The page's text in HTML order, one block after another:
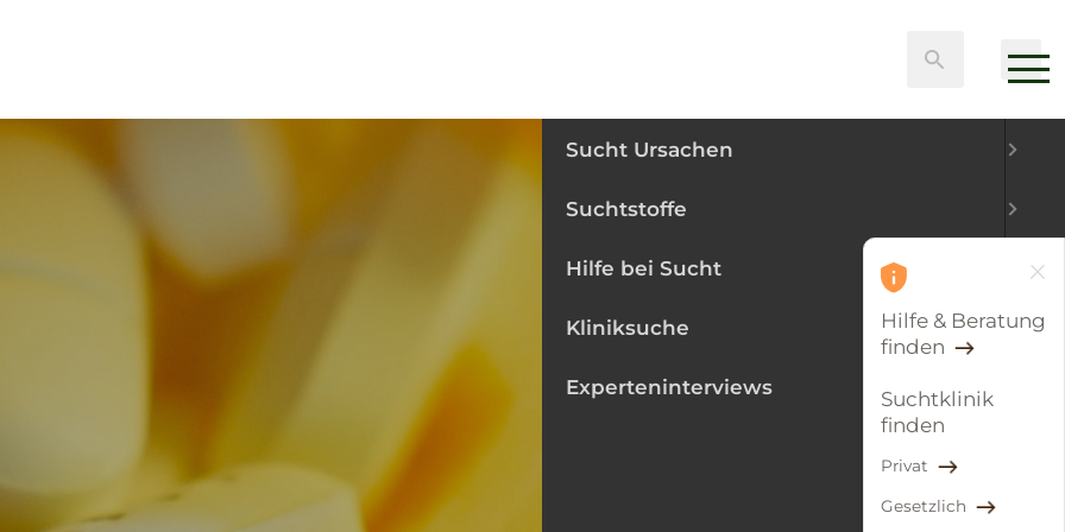
Suche
Hilfe & Beratung
finden
Suchtklinik
finden
Privat
Gesetzlich
Sucht Ursachen
Suchtstoffe
Hilfe bei Sucht
Kliniksuche
Experteninterviews